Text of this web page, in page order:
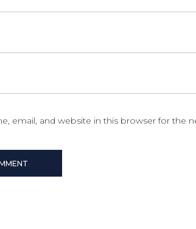
email, and website in this browser for the